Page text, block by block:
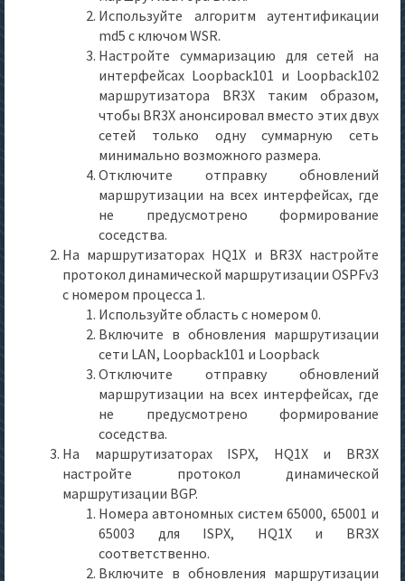
Используйте алгоритм аутентификации
md5 с ключом WSR.
Настройте суммаризацию для сетей на
интерфейсах Loopback101 и Loopback102
маршрутизатора BR3X таким образом,
чтобы BR3X анонсировал вместо этих двух
сетей только одну суммарную сеть
минимально возможного размера.
Отключите отправку обновлений
маршрутизации на всех интерфейсах, где
не предусмотрено формирование
соседства.
На маршрутизаторах HQ1X и BR3X настройте
протокол динамической маршрутизации OSPFv3
с номером процесса 1.
Используйте область с номером 0.
Включите в обновления маршрутизации
сети LAN, Loopback101 и Loopback
Отключите отправку обновлений
маршрутизации на всех интерфейсах, где
не предусмотрено формирование
соседства.
На маршрутизаторах ISPX, HQ1X и BR3X
настройте протокол динамической
маршрутизации BGP.
Номера автономных систем 65000, 65001 и
65003 для ISPX, HQ1X и BR3X
соответственно.
Включите в обновления маршрутизации